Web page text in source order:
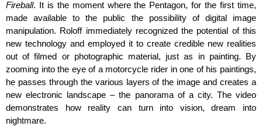
Fireball. It is the moment where the Pentagon, for the first time,
made available to the public the possibility of digital image
manipulation. Roloff immediately recognized the potential of this
new technology and employed it to cre­ate credible new realities
out of filmed or photographic material, just as in painting. By
zooming into the eye of a motorcycle rider in one of his paintings,
he passes through the various layers of the image and creates a
new electronic land­scape – the panorama of a city. The video
demon­strates how real­ity can turn into vision, dream into
nightmare.